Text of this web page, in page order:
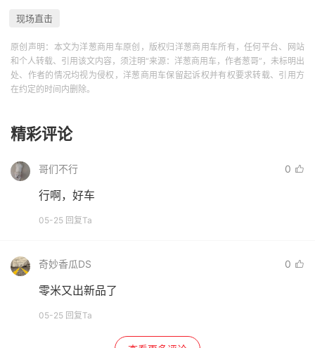
现场直击
原创声明：本文为洋葱商用车原创，版权归洋葱商用车所有，任何平台、网站
和个人转载、引用该文内容，须注明“来源：洋葱商用车，作者葱哥”，未标明出
处、作者的情况均视为侵权，洋葱商用车保留起诉权并有权要求转载、引用方
在约定的时间内删除。
精彩评论
哥们不行 0
行啊，好车
05-25 回复Ta
奇妙香瓜DS 0
零米又出新品了
05-25 回复Ta